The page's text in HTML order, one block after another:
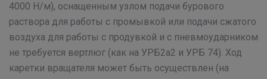
4000 Н/м), оснащенным узлом подачи бурового
раствора для работы с промывкой или подачи сжатого
воздуха для работы с продувкой и с пневмоударником
не требуется вертлюг (как на УРБ2а2 и УРБ 74). Ход
каретки вращателя может быть осуществлен (на